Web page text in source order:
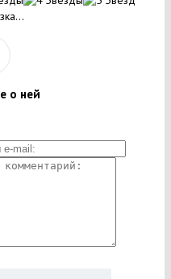
о ней